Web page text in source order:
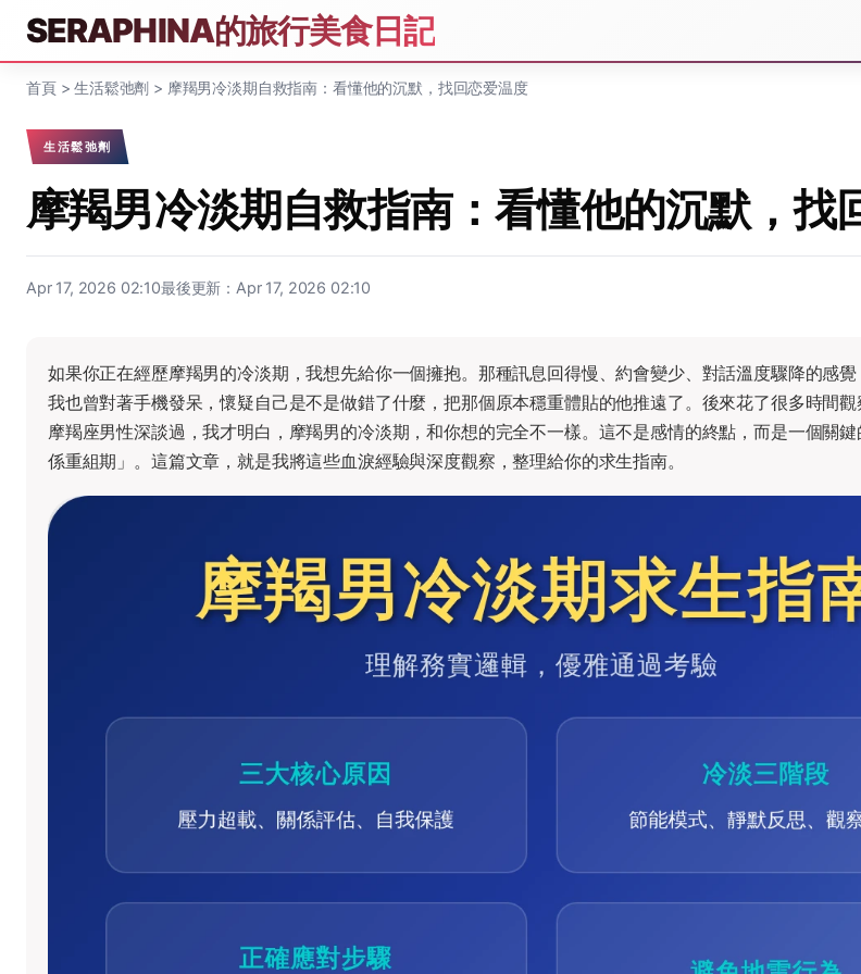
SERAPHINA的旅行美食日記
首頁>生活鬆弛劑 > 摩羯男冷淡期自救指南：看懂他的沉默，找回恋爱温度
生活鬆弛劑
摩羯男冷淡期自救指南：看懂他的沉默，找
Apr 17, 2026 02:10最後更新：Apr 17, 2026 02:10
如果你正在經歷摩羯男的冷淡期，我想先給你一個擁抱。那種訊息回得慢、約會變少、對話溫度驟降的感覺
我也曾對著手機發呆，懷疑自己是不是做錯了什麼，把那個原本穩重體貼的他推遠了。後來花了很多時間
摩羯座男性深談過，我才明白，摩羯男的冷淡期，和你想的完全不一樣。這不是感情的終點，而是一個關
係重組期」。這篇文章，就是我將這些血淚經驗與深度觀察，整理給你的求生指南。